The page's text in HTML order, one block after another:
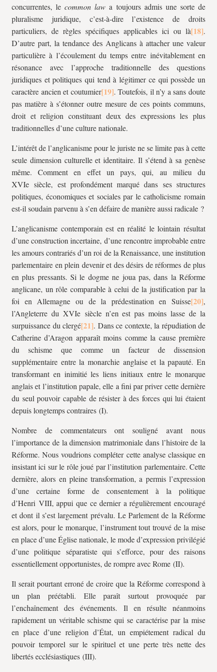
concurrentes, lecommon law a toujours admis une sorte de
pluralisme juridique, c’est-à-dire l’existence de droits
particuliers, de règles spécifiques applicables ici ou là
.
D’autre part, la tendance des Anglicans à attacher une valeur
particulière à l’écoulement du temps entre inévitablement en
résonance avec l’approche traditionnelle des questions
juridiques et politiques qui tend à légitimer ce qui possède un
caractère ancien et coutumier
. Toutefois, il n’y a sans doute
pas matière à s’étonner outre mesure de ces points communs,
droit et religion constituant deux des expressions les plus
traditionnelles d’une culture nationale.
L’intérêt de l’anglicanisme pour le juriste ne se limite pas à cette
seule dimension culturelle et identitaire. Il s’étend à sa genèse
même. Comment en effet un pays, qui, au milieu du
XVIe siècle, est profondément marqué dans ses structures
politiques, économiques et sociales par le catholicisme romain
est-il soudain parvenu à s’en défaire de manière aussi radicale ?
L’anglicanisme contemporain est en réalité le lointain résultat
d’une construction incertaine, d’une rencontre improbable entre
les amours contrariés d’un roi de la Renaissance, une institution
parlementaire en plein devenir et des désirs de réformes de plus
en plus pressants. Si le dogme ne joua pas, dans la Réforme
anglicane, un rôle comparable à celui de la justification par la
foi en Allemagne ou de la prédestination en Suisse
,
l’Angleterre du XVIe siècle n’en est pas moins lasse de la
surpuissance du clergé
. Dans ce contexte, la répudiation de
Catherine d’Aragon apparaît moins comme la cause première
du schisme que comme un facteur de dissension
supplémentaire entre la monarchie anglaise et la papauté. En
transformant en inimitié les liens initiaux entre le monarque
anglais et l’institution papale, elle a fini par priver cette dernière
du seul pouvoir capable de résister à des forces qui lui étaient
depuis longtemps contraires (I).
Nombre de commentateurs ont souligné avant nous
l’importance de la dimension matrimoniale dans l’histoire de la
Réforme. Nous voudrions compléter cette analyse classique en
insistant ici sur le rôle joué par l’institution parlementaire. Cette
dernière, alors en pleine transformation, a permis l’expression
d’une certaine forme de consentement à la politique
d’Henri VIII, appui que ce dernier a régulièrement encouragé
et dont il s’est largement prévalu. Le Parlement de la Réforme
est alors, pour le monarque, l’instrument tout trouvé de la mise
en place d’une Église nationale, le mode d’expression privilégié
d’une politique séparatiste qui s’efforce, pour des raisons
essentiellement opportunistes, de rompre avec Rome (II).
Il serait pourtant erroné de croire que la Réforme correspond à
un plan préétabli. Elle paraît surtout provoquée par
l’enchaînement des événements. Il en résulte néanmoins
rapidement un véritable schisme qui se caractérise par la mise
en place d’une religion d’État, un empiétement radical du
pouvoir temporel sur le spirituel et une perte très nette des
libertés ecclésiastiques (III).